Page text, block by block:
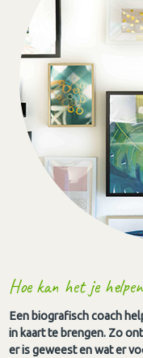
Hoe kan het je
Een biografisch coach
in kaart te brengen. Zo
er is geweest en wat er